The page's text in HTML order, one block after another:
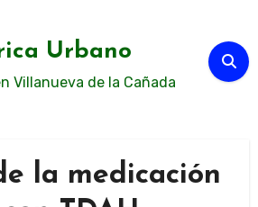
Urbano
Villanueva de la Cañada
la medicación